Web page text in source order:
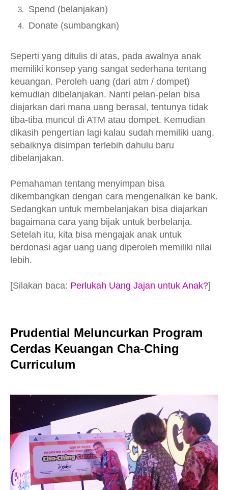
Spend (belanjakan)
Donate (sumbangkan)
Seperti yang ditulis di atas, pada awalnya anak
memiliki konsep yang sangat sederhana tentang
keuangan. Peroleh uang (dari atm / dompet)
kemudian dibelanjakan. Nanti pelan-pelan bisa
diajarkan dari mana uang berasal, tentunya tidak
tiba-tiba muncul di ATM atau dompet. Kemudian
dikasih pengertian lagi kalau sudah memiliki uang,
sebaiknya disimpan terlebih dahulu baru
dibelanjakan.
Pemahaman tentang menyimpan bisa
dikembangkan dengan cara mengenalkan ke bank.
Sedangkan untuk membelanjakan bisa diajarkan
bagaimana cara yang bijak untuk berbelanja.
Setelah itu, kita bisa mengajak anak untuk
berdonasi agar uang uang diperoleh memiliki nilai
lebih.
[Silakan baca: Perlukah Uang Jajan untuk Anak?]
Prudential Meluncurkan Program
Cerdas Keuangan Cha-Ching
Curriculum